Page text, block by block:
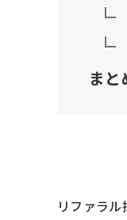
まと
リファラ